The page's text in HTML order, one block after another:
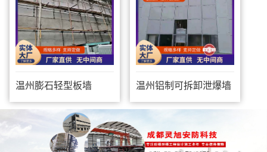
温州膨石轻型板墙 温州铝制可拆卸泄爆墙